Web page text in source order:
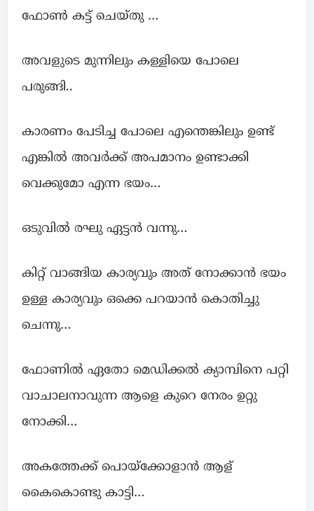
ഫോൺ കട്ട്‌ ചെയ്തു …
അവളുടെ മുന്നിലും കള്ളിയെ പോലെ
പരുങ്ങി..
കാരണം പേടിച്ച പോലെ എന്തെങ്കിലും ഉണ്ട്
എങ്കിൽ അവർക്ക് അപമാനം ഉണ്ടാക്കി
വെക്കുമോ എന്ന ഭയം…
ഒടുവിൽ രഘു ഏട്ടൻ വന്നു…
കിറ്റ് വാങ്ങിയ കാര്യവും അത് നോക്കാൻ ഭയം
ഉള്ള കാര്യവും ഒക്കെ പറയാൻ കൊതിച്ചു
ചെന്നു…
ഫോണിൽ ഏതോ മെഡിക്കൽ ക്യാമ്പിനെ പറ്റി
വാചാലനാവുന്ന ആളെ കുറെ നേരം ഉറ്റു
നോക്കി…
അകത്തേക്ക് പൊയ്ക്കോളാൻ ആള്
കൈകൊണ്ടു കാട്ടി…